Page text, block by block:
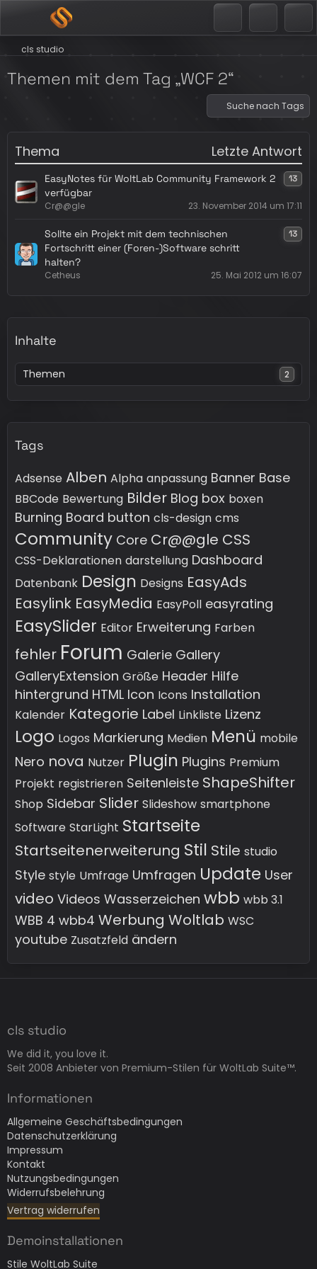
cls studio
Themen mit dem Tag „WCF 2“
Suche nach Tags
Thema Letzte Antwort
EasyNotes für WoltLab Community Framework 2
verfügbar
13
Cr@@gle 23. November 2014 um 17:11
Sollte ein Projekt mit dem technischen
Fortschritt einer (Foren-)Software schritt
halten?
13
Cetheus 25. Mai 2012 um 16:07
Inhalte
Themen 2
Tags
Adsense Alben Alpha anpassung Banner Base
BBCode Bewertung Bilder Blog box boxen
Burning Board button cls-design cms
Community Core Cr@@gle CSS
CSS-Deklarationen darstellung Dashboard
Datenbank Design Designs EasyAds
Easylink EasyMedia EasyPoll easyrating
EasySlider Editor Erweiterung Farben
fehler Forum Galerie Gallery
GalleryExtension Größe Header Hilfe
hintergrund HTML Icon Icons Installation
Kalender Kategorie Label Linkliste Lizenz
Logo Logos Markierung Medien Menü mobile
Nero nova Nutzer Plugin Plugins Premium
Projekt registrieren Seitenleiste ShapeShifter
Shop Sidebar Slider Slideshow smartphone
Software StarLight Startseite
Startseitenerweiterung Stil Stile studio
Style style Umfrage Umfragen Update User
video Videos Wasserzeichen wbb wbb 3.1
WBB 4 wbb4 Werbung Woltlab WSC
youtube Zusatzfeld ändern
cls studio
We did it, you love it.
Seit 2008 Anbieter von Premium-Stilen für WoltLab Suite™.
Informationen
Allgemeine Geschäftsbedingungen
Datenschutzerklärung
Impressum
Kontakt
Nutzungsbedingungen
Widerrufsbelehrung
Vertrag widerrufen
Demoinstallationen
Stile WoltLab Suite